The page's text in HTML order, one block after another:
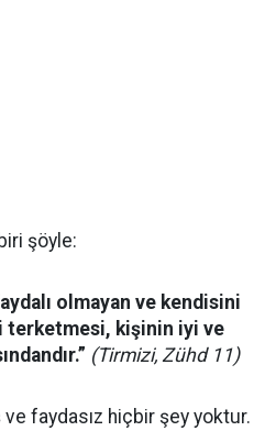
şöyle:
olmayan ve kendisini
terketmesi, kişinin iyi ve
(Tirmizi, Zühd 11)
faydasız hiçbir şey yoktur.